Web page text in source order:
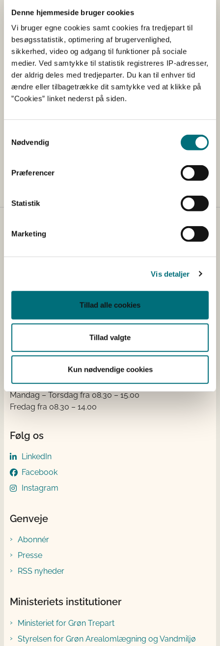
Denne hjemmeside bruger cookies
Vi bruger egne cookies samt cookies fra tredjepart til
besøgsstatistik, optimering af brugervenlighed,
sikkerhed, video og adgang til funktioner på sociale
medier. Ved samtykke til statistik registreres IP-adresser,
der aldrig deles med tredjeparter. Du kan til enhver tid
ændre eller tilbagetrække dit samtykke ved at klikke på
”Cookies” linket nederst på siden.
Nødvendig
Præferencer
Statistik
Marketing
Vis detaljer
Tillad alle cookies
Tillad valgte
Kun nødvendige cookies
Her finder du en video, som beskriver proceduren
Her finder du en ”EU login tutorial”
Hvis du har spørgsmål til installation af to-
faktorkoden, kan du henvende dig her
på tlf. 33 95 80 00 eller sende en e-mail til
. Er du journalist, er du
pressetelefon på tlf. 41 89 25 07.
Kontakt
EAN: 5798000893016
CVR: 20814616
IBAN nr.: DK3302164069167470
Swift Code: DABADKKK
Åben:
Mandag – Torsdag fra 08.30 – 15.00
Fredag fra 08.30 – 14.00
Følg os
LinkedIn
Facebook
Instagram
Genveje
Abonnér
Presse
RSS nyheder
Ministeriets institutioner
Ministeriet for Grøn Trepart
Styrelsen for Grøn Arealomlægning og Vandmiljø